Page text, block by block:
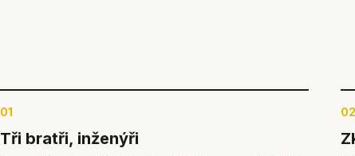
01
Tři bratři, inženýři
02